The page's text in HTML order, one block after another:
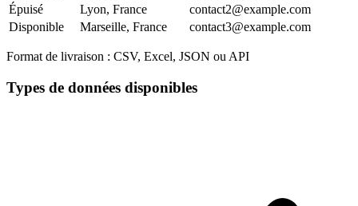
Épuisé
Lyon, France
contact2@example.com
Disponible
Marseille, France contact3@example.com
Format de livraison : CSV, Excel, JSON ou API
Types de données disponibles